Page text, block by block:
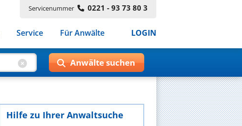
Servicenummer 0221 - 93 73 80 3
Service Für Anwälte LOGIN
Hilfe zu Ihrer Anwaltsuche